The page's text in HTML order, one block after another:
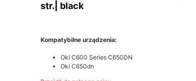
str.| black
Kompatybilne urządzenia:
Oki C600 Series C650DN
Oki C650dn